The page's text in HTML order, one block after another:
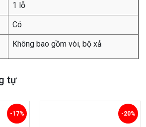
1 lỗ
Có
Không bao gồm vòi, bộ xả
tự
-17% -20%